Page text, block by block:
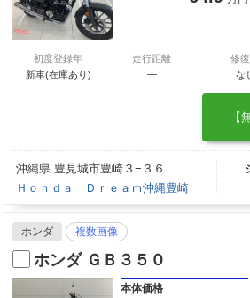
初度登録年
新車(在庫あり)
走行距離
―
修
な
【
沖縄県 豊見城市豊崎３−３６
Ｈｏｎｄａ Ｄｒｅａｍ沖縄豊崎
ホンダ 複数画像
ホンダ ＧＢ３５０
本体価格